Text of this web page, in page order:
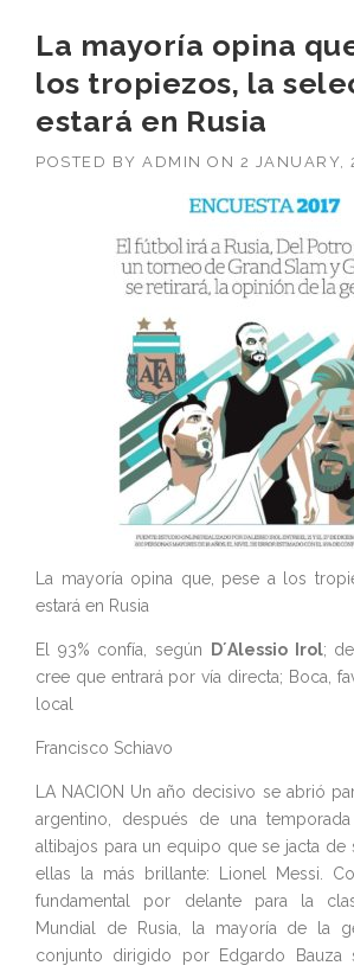
La mayoría opina
los tropiezos, la
estará en Rusia
POSTED BY ADMIN ON 2 JANUARY,
La mayoría opina que, pese a los
estará en Rusia
El 93% confía, según D´Alessio Irol;
cree que entrará por vía directa; Boca,
local
Francisco Schiavo
LA NACION Un año decisivo se abrió
argentino, después de una
altibajos para un equipo que se jacta de
ellas la más brillante: Lionel Messi.
fundamental por delante para la
Mundial de Rusia, la mayoría de la
conjunto dirigido por Edgardo Bauza